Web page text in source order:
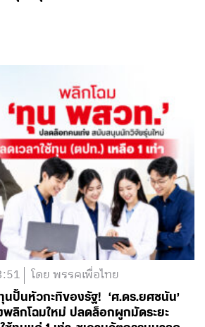
โดย พรรคเพื่อไทย
ปั้นหัวกะทิของรัฐ! ‘ศ.ดร.ยศชนัน’
พลิกโฉมใหม่ ปลดล็อกผูกมัดระยะ
ช้ทุนแค่ 1 เท่า-ชูเอานวัตกรรมมาลด
บคู่งานการันตีเรียนจบไม่เคว้ง มุ่ง
เก่งกลับมาขับเคลื่อนอนาคตประเทศ
ง